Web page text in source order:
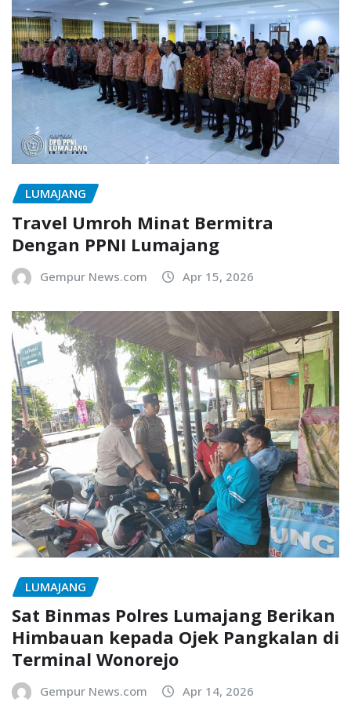
LUMAJANG
Travel Umroh Minat Bermitra
Dengan PPNI Lumajang
Gempur News.com Apr 15, 2026
LUMAJANG
Sat Binmas Polres Lumajang Berikan
Himbauan kepada Ojek Pangkalan di
Terminal Wonorejo
Gempur News.com Apr 14, 2026